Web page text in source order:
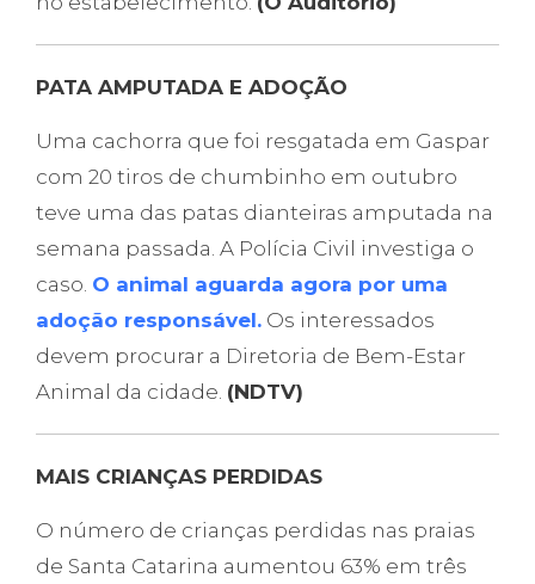
PATA AMPUTADA E ADOÇÃO
Uma cachorra que foi resgatada em Gaspar
com 20 tiros de chumbinho em outubro
teve uma das patas dianteiras amputada na
semana passada. A Polícia Civil investiga o
caso. O animal aguarda agora por uma
adoção responsável. Os interessados
devem procurar a Diretoria de Bem-Estar
Animal da cidade. (NDTV)
MAIS CRIANÇAS PERDIDAS
O número de crianças perdidas nas praias
de Santa Catarina aumentou 63% em três